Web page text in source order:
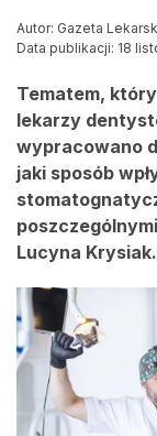
Autor: Gazeta
Data publikacji: 18
Tematem,
lekarzy
wypracowano
jaki sposób
Lucyna Krysiak.